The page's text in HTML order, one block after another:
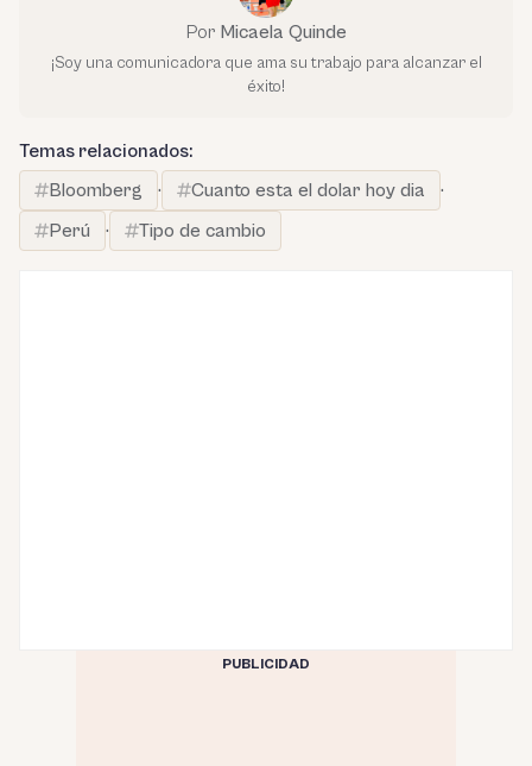
Por Micaela Quinde
¡Soy una comunicadora que ama su trabajo para alcanzar el
éxito!
Temas relacionados:
Bloomberg
· Cuanto esta el dolar hoy dia
·
Perú
· Tipo de cambio
PUBLICIDAD